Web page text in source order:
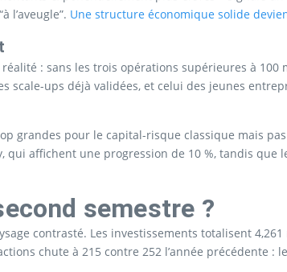
l’aveugle”. Une structure économique solide
: sans les trois opérations supérieures à
scale-ups déjà validées, et celui des jeunes
grandes pour le capital-risque classique mais
affichent une progression de 10 %, tandis
semestre ?
contrasté. Les investissements totalisent
chute à 215 contre 252 l’année précédente